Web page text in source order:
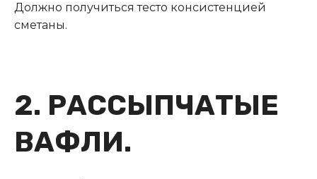
Должно получиться тесто консистенцией
сметаны.
2. РАССЫПЧАТЫЕ
ВАФЛИ.